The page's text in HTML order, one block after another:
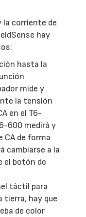
la corriente de
hay
hasta la
mide y
la tensión
en el T6-
600 medirá y
CA de forma
cambiarse a la
el botón de
táctil para
tierra, hay que
de color